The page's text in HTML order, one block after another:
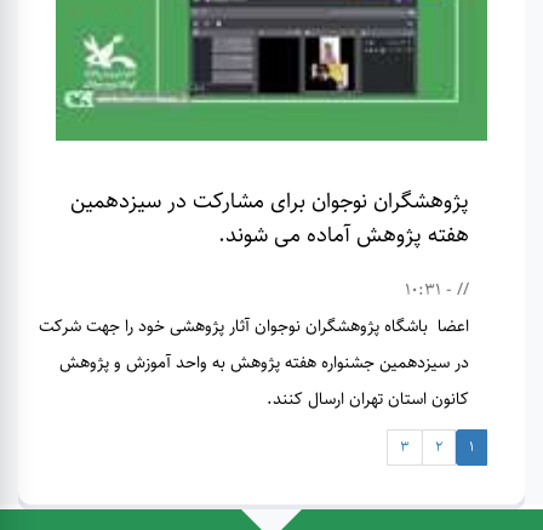
پژوهشگران نوجوان برای مشارکت در سیزدهمین
هفته پژوهش آماده می شوند.
// - 10:31
اعضا باشگاه پژوهشگران نوجوان آثار پژوهشی خود را جهت شرکت
در سیزدهمین جشنواره هفته پژوهش به واحد آموزش و پژوهش
کانون استان تهران ارسال کنند.
1
2
3